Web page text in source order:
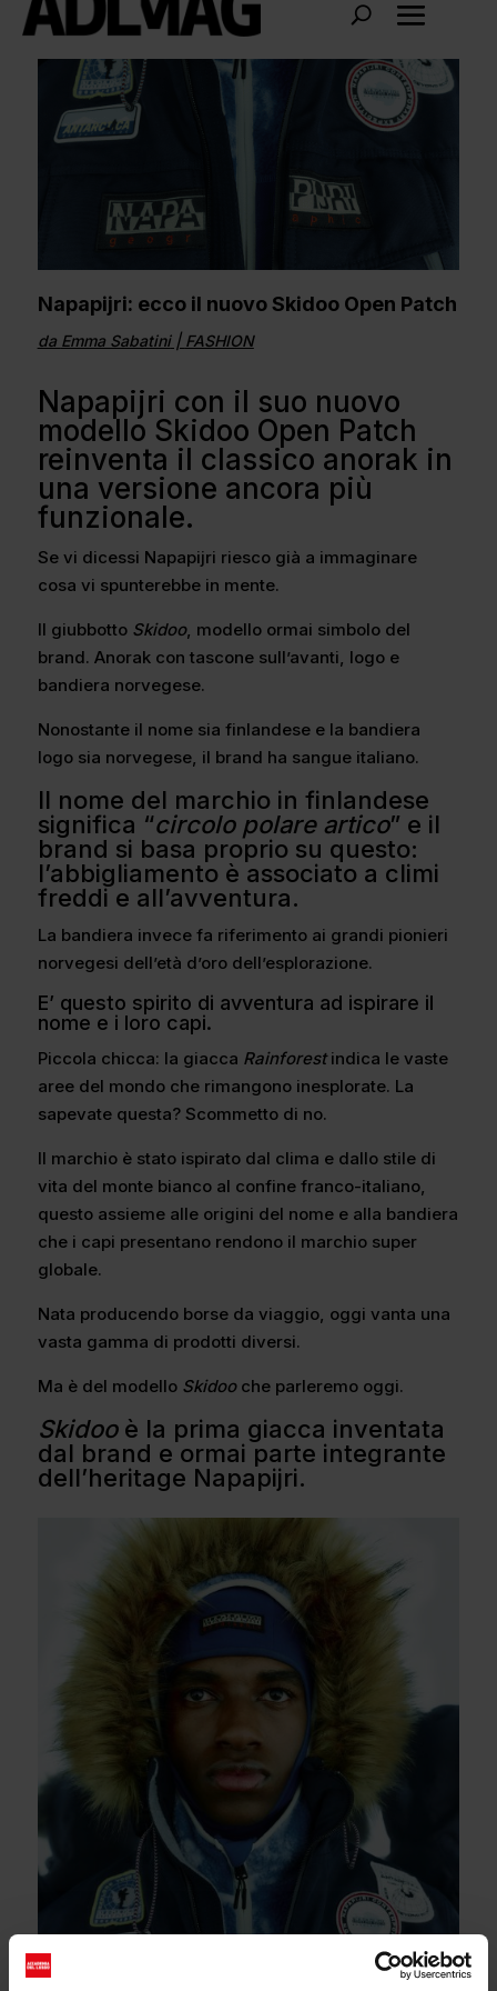
Napapijri: ecco il nuovo Skidoo Open Patch
da Emma Sabatini| FASHION
Napapijri con il suo nuovo
modello Skidoo Open Patch
reinventa il classico anorak in
una versione ancora più
funzionale.
Se vi dicessi Napapijri riesco già a immaginare
cosa vi spunterebbe in mente.
Il giubbotto Skidoo, modello ormai simbolo del
brand. Anorak con tascone sull’avanti, logo e
bandiera norvegese.
Nonostante il nome sia finlandese e la bandiera
logo sia norvegese, il brand ha sangue italiano.
Il nome del marchio in finlandese
significa “circolo polare artico” e il
brand si basa proprio su questo:
l’abbigliamento è associato a climi
freddi e all’avventura.
La bandiera invece fa riferimento ai grandi pionieri
norvegesi dell’età d’oro dell’esplorazione.
E’ questo spirito di avventura ad ispirare il
nome e i loro capi.
Piccola chicca: la giacca Rainforestindica le vaste
aree del mondo che rimangono inesplorate. La
sapevate questa? Scommetto di no.
Il marchio è stato ispirato dal clima e dallo stile di
vita del monte bianco al confine franco-italiano,
questo assieme alle origini del nome e alla bandiera
che i capi presentano rendono il marchio super
globale.
Nata producendo borse da viaggio, oggi vanta una
vasta gamma di prodotti diversi.
Ma è del modello Skidooche parleremo oggi.
Skidooè la prima giacca inventata
dal brand e ormai parte integrante
dell’heritage Napapijri.